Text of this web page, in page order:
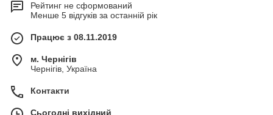
Рейтинг не сформований
Менше 5 відгуків за останній рік
Працює з 08.11.2019
м. Чернігів
Чернігів, Україна
Контакти
Сьогодні вихідний